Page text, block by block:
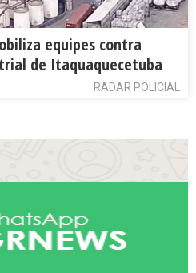
equipes contra
de Itaquaquecetuba
RADAR POLICIAL